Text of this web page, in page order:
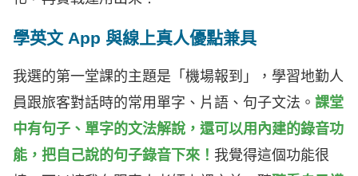
學英文 App 與線上真人優點兼具
我選的第一堂課的主題是「機場報到」，學習地勤人
員跟旅客對話時的常用單字、片語、句子文法。 課堂
中有句子、單字的文法解說，還可以用內建的錄音功
能，把自己說的句子錄音下來！ 我覺得這個功能很